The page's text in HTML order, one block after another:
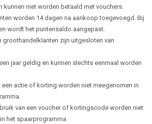
kunnen niet worden betaald met vouchers.
worden 14 dagen na aankoop toegevoegd. Bij
wordt het puntensaldo aangepast.
groothandelklanten zijn uitgesloten van
jaar geldig en kunnen slechts eenmaal worden
een actie of korting worden niet meegenomen in
van een voucher of kortingscode worden niet
het spaarprogramma.